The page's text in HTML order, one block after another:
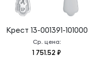
Крест 13-001391-101000
Ср. цена:
1 751.52 ₽